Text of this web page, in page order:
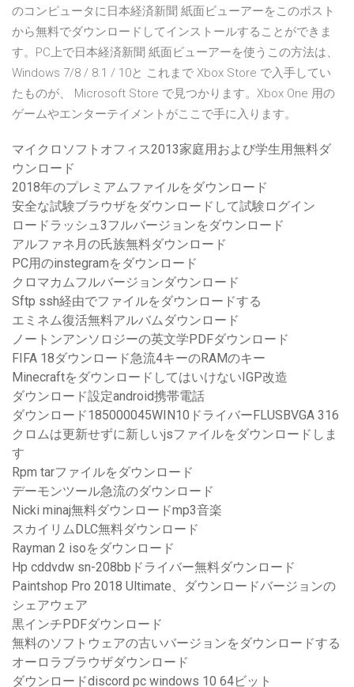
のコンピュータに日本経済新聞 紙面ビューアーをこのポスト
から無料でダウンロードしてインストールすることができま
す。PC上で日本経済新聞 紙面ビューアーを使うこの方法は、
Windows 7/8 / 8.1 / 10と これまで Xbox Store で入手してい
たものが、 Microsoft Store で見つかります。Xbox One 用の
ゲームやエンターテイメントがここで手に入ります。
マイクロソフトオフィス2013家庭用および学生用無料ダ
ウンロード
2018年のプレミアムファイルをダウンロード
安全な試験ブラウザをダウンロードして試験ログイン
ロードラッシュ3フルバージョンをダウンロード
アルファネ月の氏族無料ダウンロード
PC用のinstegramをダウンロード
クロマカムフルバージョンダウンロード
Sftp ssh経由でファイルをダウンロードする
エミネム復活無料アルバムダウンロード
ノートンアンソロジーの英文学PDFダウンロード
FIFA 18ダウンロード急流4キーのRAMのキー
MinecraftをダウンロードしてはいけないIGP改造
ダウンロード設定android携帯電話
ダウンロード185000045WIN10ドライバーFLUSBVGA 316
クロムは更新せずに新しいjsファイルをダウンロードしま
す
Rpm tarファイルをダウンロード
デーモンツール急流のダウンロード
Nicki minaj無料ダウンロードmp3音楽
スカイリムDLC無料ダウンロード
Rayman 2 isoをダウンロード
Hp cddvdw sn-208bbドライバー無料ダウンロード
Paintshop Pro 2018 Ultimate、ダウンロードバージョンの
シェアウェア
黒インチPDFダウンロード
無料のソフトウェアの古いバージョンをダウンロードする
オーロラブラウザダウンロード
ダウンロードdiscord pc windows 10 64ビット